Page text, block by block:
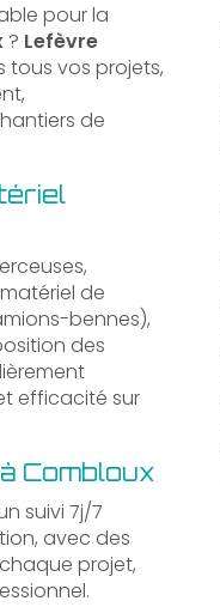
pour la
? Lefèvre
vos projets,
de
de
bennes),
des
efficacité sur
Combloux
suivi 7j/7
avec des
projet,